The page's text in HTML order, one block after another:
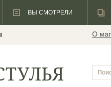
О
ВЫ СМОТРЕЛИ